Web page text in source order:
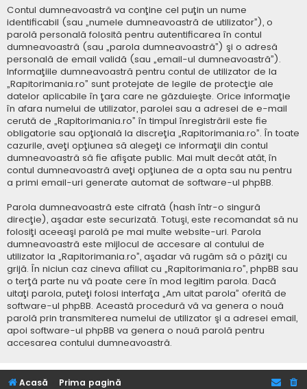
Contul dumneavoastră va conţine cel puţin un nume
identificabil (sau „numele dumneavoastră de utilizator”), o
parolă personală folosită pentru autentificarea în contul
dumneavoastră (sau „parola dumneavoastră”) şi o adresă
personală de email validă (sau „email-ul dumneavoastră”).
Informaţiile dumneavoastră pentru contul de utilizator de la
„Rapitorimania.ro” sunt protejate de legile de protecţie ale
datelor aplicabile în ţara care ne găzduieşte. Orice informaţie
în afara numelui de utilizator, parolei sau a adresei de e-mail
cerută de „Rapitorimania.ro” în timpul înregistrării este fie
obligatorie sau opţională la discreţia „Rapitorimania.ro”. În toate
cazurile, aveţi opţiunea să alegeţi ce informaţii din contul
dumneavoastră să fie afişate public. Mai mult decât atât, în
contul dumneavoastră aveţi opţiunea de a opta sau nu pentru
a primi email-uri generate automat de software-ul phpBB.
Parola dumneavoastră este cifrată (hash într-o singură
direcţie), aşadar este securizată. Totuşi, este recomandat să nu
folosiţi aceeaşi parolă pe mai multe website-uri. Parola
dumneavoastră este mijlocul de accesare al contului de
utilizator la „Rapitorimania.ro”, aşadar vă rugăm să o păziţi cu
grijă. În niciun caz cineva afiliat cu „Rapitorimania.ro”, phpBB sau
o terţă parte nu vă poate cere în mod legitim parola. Dacă
uitaţi parola, puteţi folosi interfaţa „Am uitat parola” oferită de
software-ul phpBB. Această procedură vă va genera o nouă
parolă prin transmiterea numelui de utilizator şi a adresei email,
apoi software-ul phpBB va genera o nouă parolă pentru
accesarea contului dumneavoastră.
Acasă Prima pagină